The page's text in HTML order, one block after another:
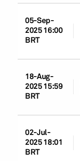
05-Sep-
2025 16:00
BRT
18-Aug-
2025 15:59
BRT
02-Jul-
2025 18:01
BRT